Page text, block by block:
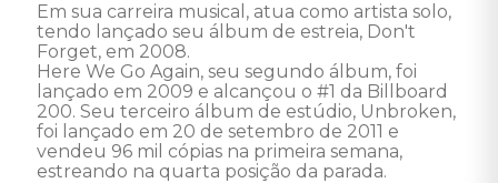
Em sua carreira musical, atua como artista solo,
tendo lançado seu álbum de estreia, Don't
Forget, em 2008.
Here We Go Again, seu segundo álbum, foi
lançado em 2009 e alcançou o #1 da Billboard
200. Seu terceiro álbum de estúdio, Unbroken,
foi lançado em 20 de setembro de 2011 e
vendeu 96 mil cópias na primeira semana,
estreando na quarta posição da parada.